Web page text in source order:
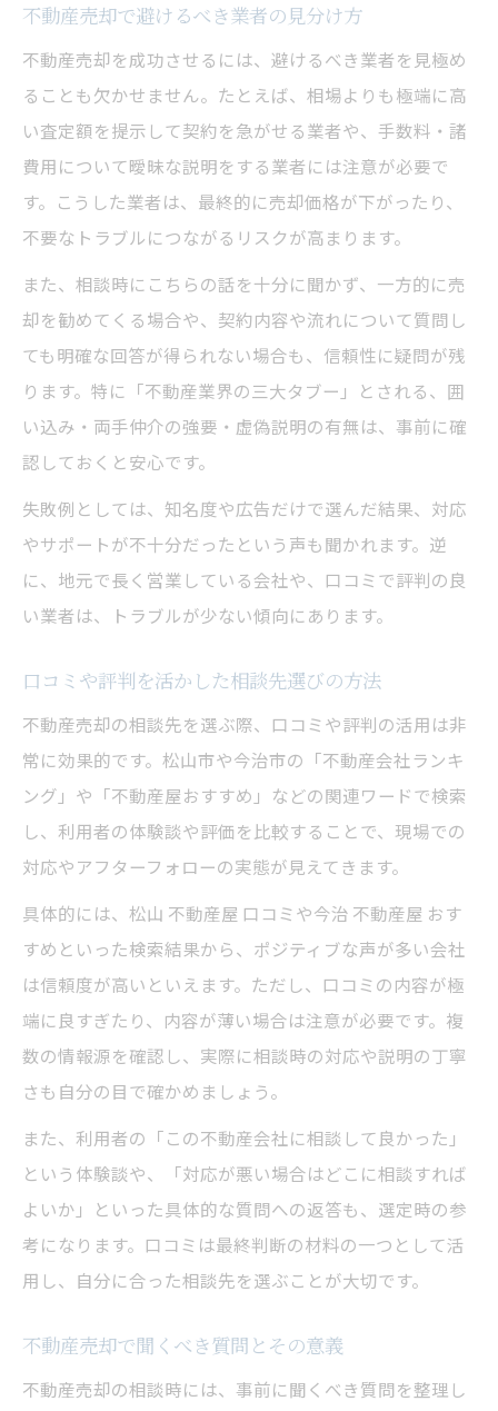
不動産売却で避けるべき業者の見分け方
不動産売却を成功させるには、避けるべき業者を見極め
ることも欠かせません。たとえば、相場よりも極端に高
い査定額を提示して契約を急がせる業者や、手数料・諸
費用について曖昧な説明をする業者には注意が必要で
す。こうした業者は、最終的に売却価格が下がったり、
不要なトラブルにつながるリスクが高まります。
また、相談時にこちらの話を十分に聞かず、一方的に売
却を勧めてくる場合や、契約内容や流れについて質問し
ても明確な回答が得られない場合も、信頼性に疑問が残
ります。特に「不動産業界の三大タブー」とされる、囲
い込み・両手仲介の強要・虚偽説明の有無は、事前に確
認しておくと安心です。
失敗例としては、知名度や広告だけで選んだ結果、対応
やサポートが不十分だったという声も聞かれます。逆
に、地元で長く営業している会社や、口コミで評判の良
い業者は、トラブルが少ない傾向にあります。
口コミや評判を活かした相談先選びの方法
不動産売却の相談先を選ぶ際、口コミや評判の活用は非
常に効果的です。松山市や今治市の「不動産会社ランキ
ング」や「不動産屋おすすめ」などの関連ワードで検索
し、利用者の体験談や評価を比較することで、現場での
対応やアフターフォローの実態が見えてきます。
具体的には、松山 不動産屋 口コミや今治 不動産屋 おす
すめといった検索結果から、ポジティブな声が多い会社
は信頼度が高いといえます。ただし、口コミの内容が極
端に良すぎたり、内容が薄い場合は注意が必要です。複
数の情報源を確認し、実際に相談時の対応や説明の丁寧
さも自分の目で確かめましょう。
また、利用者の「この不動産会社に相談して良かった」
という体験談や、「対応が悪い場合はどこに相談すれば
よいか」といった具体的な質問への返答も、選定時の参
考になります。口コミは最終判断の材料の一つとして活
用し、自分に合った相談先を選ぶことが大切です。
不動産売却で聞くべき質問とその意義
不動産売却の相談時には、事前に聞くべき質問を整理し